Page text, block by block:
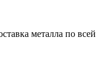
металла по всей